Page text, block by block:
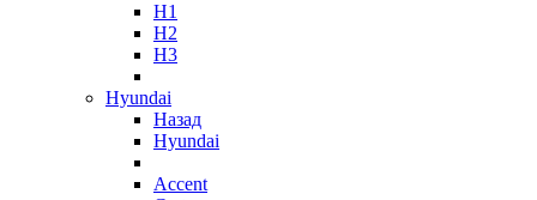
H1
H2
H3
Hyundai
Назад
Hyundai
Accent